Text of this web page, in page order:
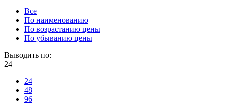
Все
По наименованию
По возрастанию цены
По убыванию цены
Выводить по:
24
24
48
96